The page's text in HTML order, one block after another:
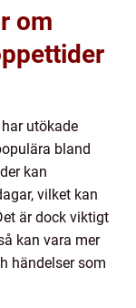
om
utökade
bland
kan
vilket kan
är dock viktigt
kan vara mer
händelser som